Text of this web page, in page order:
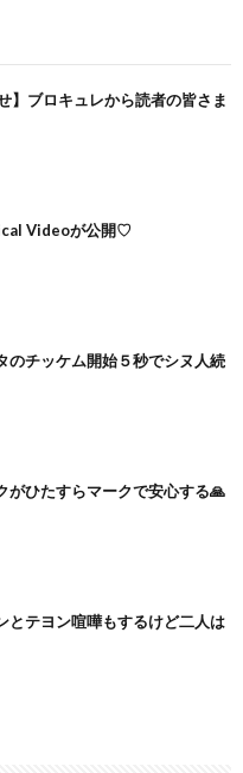
】ブロキュレから読者の皆さま
Videoが公開♡
のチッケム開始５秒でシヌ人続
がひたすらマークで安心する🙏
とテヨン喧嘩もするけど二人は